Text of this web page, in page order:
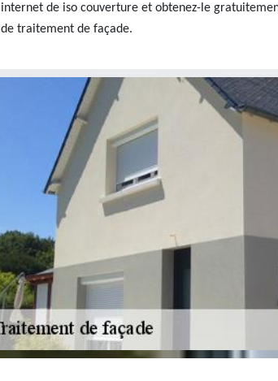
internet de iso couverture et obtenez-le
de traitement de façade.